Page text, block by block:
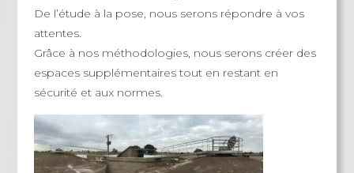
De l’étude à la pose, nous serons répondre à vos
attentes.
Grâce à nos méthodologies, nous serons créer des
espaces supplémentaires tout en restant en
sécurité et aux normes.